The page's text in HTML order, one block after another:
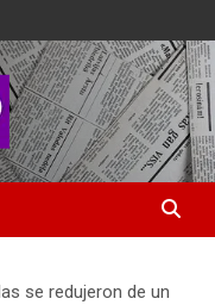
se redujeron de un